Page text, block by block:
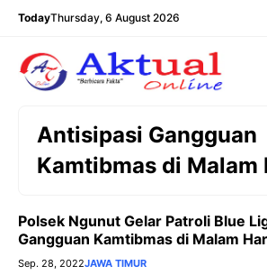
Langsung
TodayThursday, 6 August 2026
Antisipasi Gangguan
Kamtibmas di Malam
Polsek Ngunut Gelar Patroli Blue
Gangguan Kamtibmas di Malam
Sep. 28, 2022JAWA TIMUR